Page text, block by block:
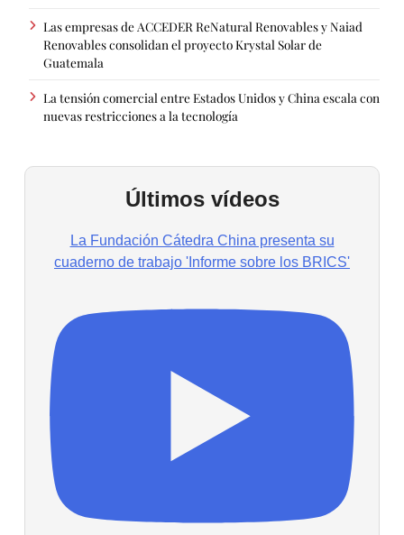
Las empresas de ACCEDER ReNatural Renovables y Naiad
Renovables consolidan el proyecto Krystal Solar de
Guatemala
La tensión comercial entre Estados Unidos y China escala con
nuevas restricciones a la tecnología
Últimos vídeos
La Fundación Cátedra China presenta su
cuaderno de trabajo 'Informe sobre los BRICS'